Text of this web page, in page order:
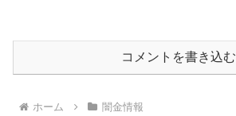
コメントを書き込む
ホーム 闇金情報